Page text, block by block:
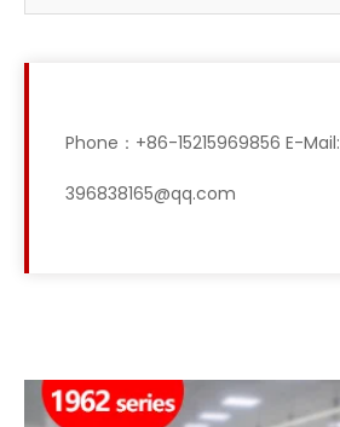
Phone：+86-15215969856 E-Mail:
396838165@qq.com